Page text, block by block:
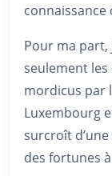
Pour ma part,
seulement
mordicus par
Luxembourg
surcroît
des fortunes